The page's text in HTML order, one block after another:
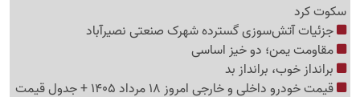
سکوت کرد
جزئیات آتش‌سوزی گسترده شهرک صنعتی نصیرآباد
مقاومت یمن؛ دو خیز اساسی
برانداز خوب، برانداز بد
قیمت خودرو داخلی و خارجی امروز 18 مرداد 1405 + جدول قیمت